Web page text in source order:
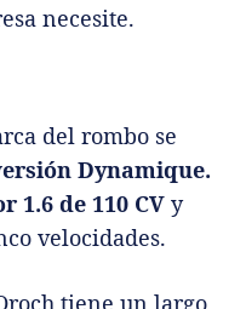
necesite.
del rombo se
Dynamique.
1.6 de 110 CV y
velocidades.